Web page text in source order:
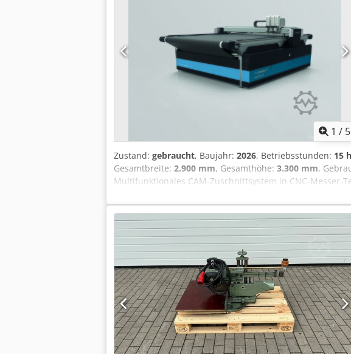
1 / 5
Zustand: gebraucht, Baujahr: 2026, Betriebsstunden: 15 h
Gesamtbreite: 2.900 mm, Gesamthöhe: 3.300 mm,
Multifunktionales CAM-Zuschnittsystem in CNC-Messer-
und anderen flächigen, semi-flexiblen oder starren,
1 Multifunktions-Werkzeugkopf Die Maschine wird
Fräse (inkl. Absaugvorrichtung) • Multifunktions-
Vakuumgebläse zum Fixieren des Materials •
Conveyor möglich (bietet hohen Kontrast für dunkle
oszillierendes Messer • POT pneumatisches
Kiss-Cut-Tool • CTT Rillwerkzeug • V-Cut Winkelschnitt-
oder Löcher • Fräse mit Absaugvorrichtung
Benutzeroberﬂäche • Leichter Klingenwechsel •
Kosten bei hohem Mehrwert • Beste
Geschwindigkeit • Konstante Präzision Daten: • Kurze
Wiederholgenauigkeit +/- 0,25 mm • Schneidet ein-
passenden Abwickler) • Schnelle Amortisation